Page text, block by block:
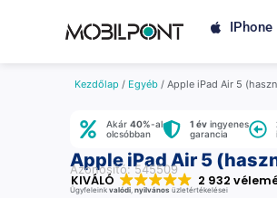
IPhone
Kezdőlap / Egyéb / Apple iPad Air 5
Akár 40%-al
olcsóbban
1 év ingyenes
garancia
Apple iPad Air 5
Azonosító: 545509
KIVÁLÓ 2 932
Ügyfeleink valódi, nyilvános üzletértékelései